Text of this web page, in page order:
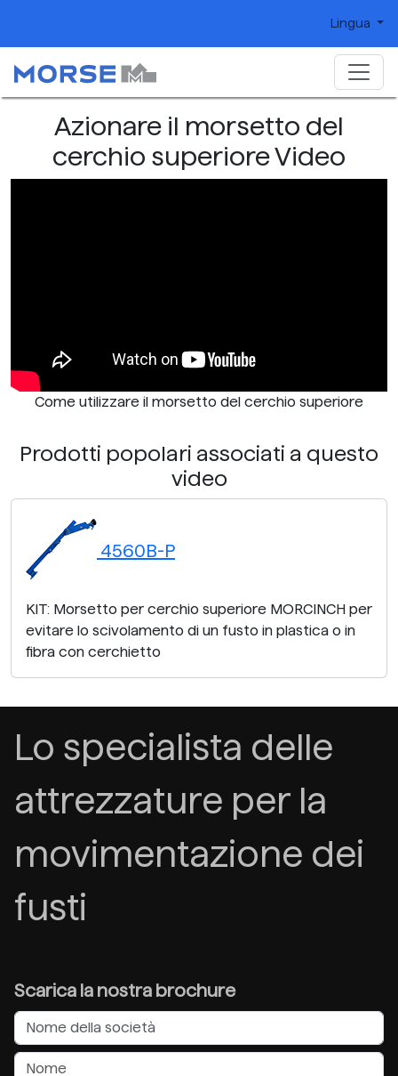
Lingua
Azionare il morsetto del
cerchio superiore Video
Come utilizzare il morsetto del cerchio superiore
Prodotti popolari associati a questo
video
4560B-P
KIT: Morsetto per cerchio superiore MORCINCH per
evitare lo scivolamento di un fusto in plastica o in
fibra con cerchietto
Lo specialista delle
attrezzature per la
movimentazione dei
fusti
Scarica la nostra brochure